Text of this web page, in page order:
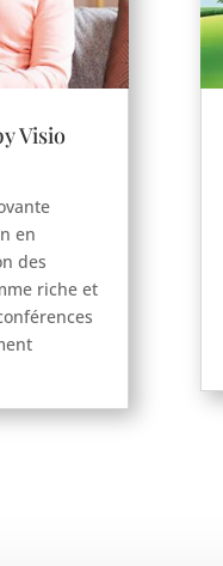
Visio
en
des
riche et